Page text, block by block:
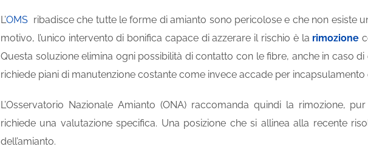
L’OMS ribadisce che tutte le forme di amianto sono pericolose e che non esiste
motivo, l’unico intervento di bonifica capace di azzerare il rischio è la rimozione
Questa soluzione elimina ogni possibilità di contatto con le fibre, anche in caso
richiede piani di manutenzione costante come invece accade per incapsulamento
L’Osservatorio Nazionale Amianto (ONA) raccomanda quindi la rimozione,
richiede una valutazione specifica. Una posizione che si allinea alla recente
dell’amianto.